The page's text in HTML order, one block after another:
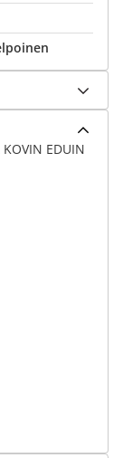
EDUIN